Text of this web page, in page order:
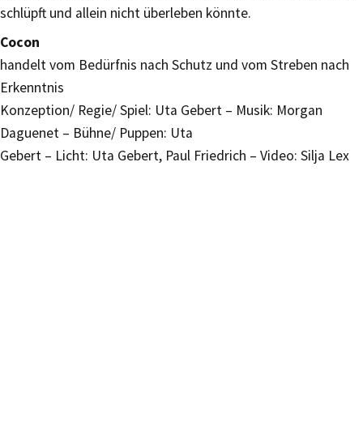
schlüpft und allein nicht überleben könnte.
Cocon
handelt vom Bedürfnis nach Schutz und vom Streben nach
Erkenntnis
Konzeption/ Regie/ Spiel: Uta Gebert – Musik: Morgan
Daguenet – Bühne/ Puppen: Uta
Gebert – Licht: Uta Gebert, Paul Friedrich – Video: Silja Lex